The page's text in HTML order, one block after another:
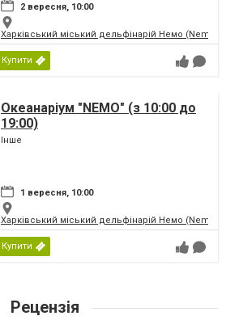
2 вересня, 10:00
Харківський міський дельфінарій Немо (Nemo)
Купити
Океанаріум "NEMO" (з 10:00 до
19:00)
Інше
1 вересня, 10:00
Харківський міський дельфінарій Немо (Nemo)
Купити
Рецензія